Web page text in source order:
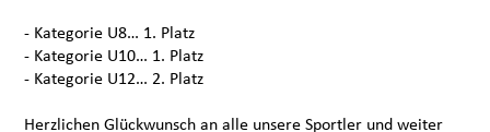
- Kategorie U8… 1. Platz
- Kategorie U10… 1. Platz
- Kategorie U12… 2. Platz
Herzlichen Glückwunsch an alle unsere Sportler und weiter